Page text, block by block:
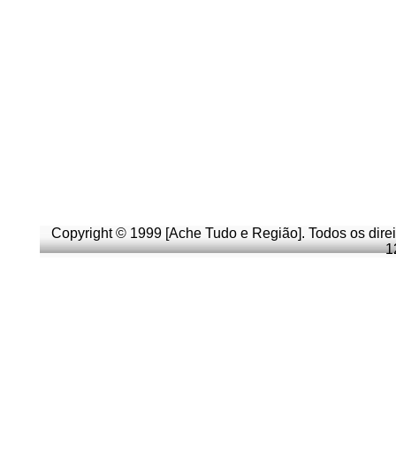
Copyright © 1999 [Ache Tudo e Região]. Todos os